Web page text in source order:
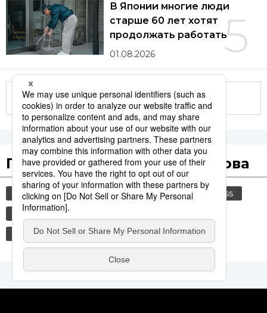
5
В Японии многие люди
старше 60 лет хотят
продолжать работать
01.08.2026
Другие статьи по теме
Популярные поисковые слова
общество культура история
jiji press
технологии
транспорт
россия шпионаж